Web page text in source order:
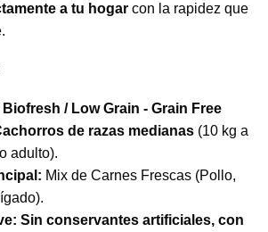
a tu hogar con la rapidez que
Biofresh / Low Grain - Grain Free
de razas medianas (10 kg a
adulto).
Mix de Carnes Frescas (Pollo,
Sin conservantes artificiales, con